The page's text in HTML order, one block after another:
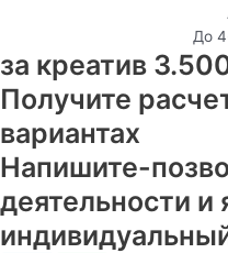
До
за креатив
Получите
вариантах
Напишите-
деятельности и